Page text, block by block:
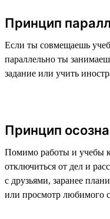
Принцип
Если ты совмещаешь
параллельно ты
задание или учить
Принцип
Помимо работы и учебы
отключиться от дел и
с друзьями, заранее
или просмотр любимого